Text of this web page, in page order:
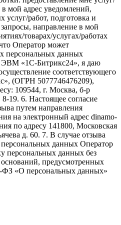
мой адрес уведомлений,
услуг/работ, подготовка и
направление в мой
товарах/услугах/работах
Оператор может
персональных данных
ЭВМ «1С-Битрикс24», я даю
соответствующего
(ОГРН 5077746476209),
109544, г. Москва, б-р
19. 6. Настоящее согласие
путем направления
на электронный адрес dinamo-
по адресу 141800, Московская
д. 60. 7. В случае отзыва
данных Оператор
персональных данных без
предусмотренных
«О персональных данных»